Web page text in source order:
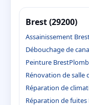
Brest (29200)
Assainissement
Débouchage de
Peinture Brest
Rénovation de salle
Réparation de
Réparation de fuites